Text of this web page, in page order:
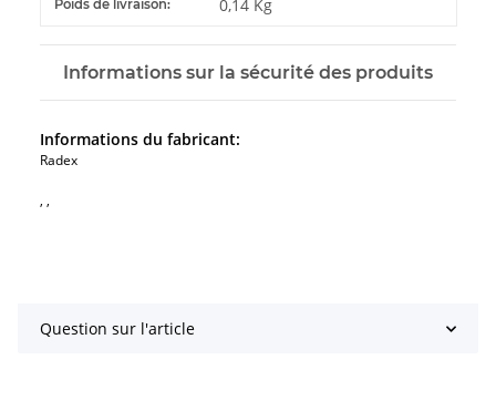
Poids de livraison: 0,14 Kg
Informations sur la sécurité des produits
Informations du fabricant:
Radex
, ,
Question sur l'article